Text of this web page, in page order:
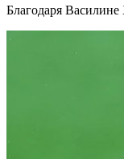
Благодаря